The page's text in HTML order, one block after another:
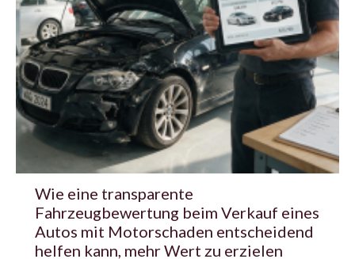
Wie eine transparente
Fahrzeugbewertung beim Verkauf eines
Autos mit Motorschaden entscheidend
helfen kann, mehr Wert zu erzielen